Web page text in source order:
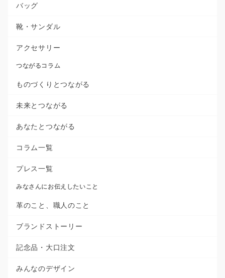
バッグ
靴・サンダル
アクセサリー
つながるコラム
ものづくりとつながる
未来とつながる
あなたとつながる
コラム一覧
プレス一覧
みなさんにお伝えしたいこと
革のこと、職人のこと
ブランドストーリー
記念品・大口注文
みんなのデザイン